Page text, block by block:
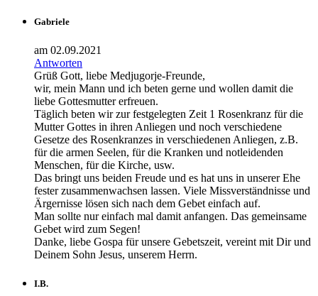
Gabriele
am 02.09.2021
Antworten
Grüß Gott, liebe Medjugorje-Freunde,
wir, mein Mann und ich beten gerne und wollen damit die
liebe Gottesmutter erfreuen.
Täglich beten wir zur festgelegten Zeit 1 Rosenkranz für die
Mutter Gottes in ihren Anliegen und noch verschiedene
Gesetze des Rosenkranzes in verschiedenen Anliegen, z.B.
für die armen Seelen, für die Kranken und notleidenden
Menschen, für die Kirche, usw.
Das bringt uns beiden Freude und es hat uns in unserer Ehe
fester zusammenwachsen lassen. Viele Missverständnisse und
Ärgernisse lösen sich nach dem Gebet einfach auf.
Man sollte nur einfach mal damit anfangen. Das gemeinsame
Gebet wird zum Segen!
Danke, liebe Gospa für unsere Gebetszeit, vereint mit Dir und
Deinem Sohn Jesus, unserem Herrn.
I.B.